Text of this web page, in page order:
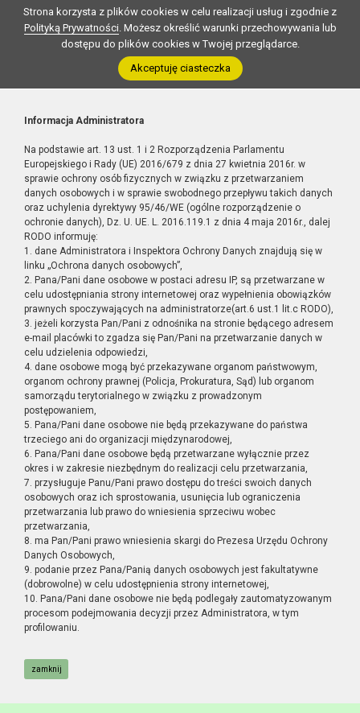
Strona korzysta z plików cookies w celu realizacji usług i zgodnie z
Polityką Prywatności. Możesz określić warunki przechowywania lub
dostępu do plików cookies w Twojej przeglądarce.
Akceptuję ciasteczka
Informacja Administratora
Na podstawie art. 13 ust. 1 i 2 Rozporządzenia Parlamentu
Europejskiego i Rady (UE) 2016/679 z dnia 27 kwietnia 2016r. w
sprawie ochrony osób fizycznych w związku z przetwarzaniem
danych osobowych i w sprawie swobodnego przepływu takich danych
oraz uchylenia dyrektywy 95/46/WE (ogólne rozporządzenie o
ochronie danych), Dz. U. UE. L. 2016.119.1 z dnia 4 maja 2016r., dalej
RODO informuję:
1. dane Administratora i Inspektora Ochrony Danych znajdują się w
linku „Ochrona danych osobowych”,
2. Pana/Pani dane osobowe w postaci adresu IP, są przetwarzane w
celu udostępniania strony internetowej oraz wypełnienia obowiązków
prawnych spoczywających na administratorze(art.6 ust.1 lit.c RODO),
3. jeżeli korzysta Pan/Pani z odnośnika na stronie będącego adresem
e-mail placówki to zgadza się Pan/Pani na przetwarzanie danych w
celu udzielenia odpowiedzi,
4. dane osobowe mogą być przekazywane organom państwowym,
organom ochrony prawnej (Policja, Prokuratura, Sąd) lub organom
samorządu terytorialnego w związku z prowadzonym
postępowaniem,
5. Pana/Pani dane osobowe nie będą przekazywane do państwa
trzeciego ani do organizacji międzynarodowej,
6. Pana/Pani dane osobowe będą przetwarzane wyłącznie przez
okres i w zakresie niezbędnym do realizacji celu przetwarzania,
7. przysługuje Panu/Pani prawo dostępu do treści swoich danych
osobowych oraz ich sprostowania, usunięcia lub ograniczenia
przetwarzania lub prawo do wniesienia sprzeciwu wobec
przetwarzania,
8. ma Pan/Pani prawo wniesienia skargi do Prezesa Urzędu Ochrony
Danych Osobowych,
9. podanie przez Pana/Panią danych osobowych jest fakultatywne
(dobrowolne) w celu udostępnienia strony internetowej,
10. Pana/Pani dane osobowe nie będą podlegały zautomatyzowanym
procesom podejmowania decyzji przez Administratora, w tym
profilowaniu.
zamknij